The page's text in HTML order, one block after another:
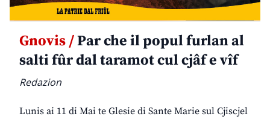
Gnovis /Par che il popul furlan al
salti fûr dal taramot cul cjâf e vîf
Redazion
Lunis ai 11 di Mai te Glesie di Sante Marie sul Cjiscjel